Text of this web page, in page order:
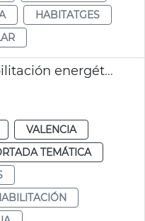
HABITATGES
Foro ciudadano rehabilitación energética
VALENCIA
TEMÁTICA